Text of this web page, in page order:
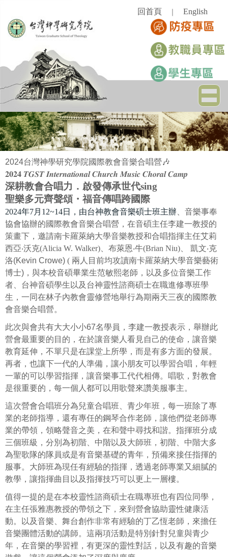
主
區
回首頁 English
2024台灣神學研究學院國際教會音樂合唱營 🎶
𝟐𝟎𝟐𝟒 𝑻𝑮𝑺𝑻 𝑰𝒏𝒕𝒆𝒓𝒏𝒂𝒕𝒊𝒐𝒏𝒂𝒍 𝑪𝒉𝒖𝒓𝒄𝒉 𝑴𝒖𝒔𝒊𝒄 𝑪𝒉𝒐𝒓𝒂𝒍 𝑪𝒂𝒎𝒑
深耕教會合唱力．啟發傳承世代sing
聖樂多元齊聲頌・福音傳唱跨國際
2024年7月12~14日，由台神教會音樂碩士班主辦 、音樂事奉
協會協辦的國際教會音樂合唱營，在音碩主任李建一教授的
策畫下，邀請南卡羅萊納大學音樂教授和合唱指揮主任艾莉
西亞‧沃克(Alicia W. Walker)、布萊恩‧牛(Brian Niu)、 凱文‧克
洛(Kevin Crowe) ( 兩人目前均攻讀南卡羅萊納大學音樂藝術
博士) ，與本校音碩畢業生范敏熙老師，以及多位音樂工作
者、台神音碩學生以及台神靈性諮商碩士在職進修專班學
生，一同在林子內教會靈修營地舉行為期兩天三夜的國際教
會音樂合唱營。
此次與會共有大大小小67名學員，李建一教授表示，舉辦此
營會最重要的目的，在於讓音樂人看見自己的使命，讓音樂
教育延伸，不單只是在課堂上所學，而是有多方面的發展。
再者，也讓下一代的人準備，讓小朋友可以學習合唱，年輕
一輩的可以學習指揮，讓音樂事工代代相傳。唱歌，對教會
是很重要的，每一個人都可以用歌聲來讚美服事主。
這次營會合唱班分為兒童合唱班、青少年班，每一班除了專
業的老師指導，還有專任的鋼琴合作老師，讓他們從老師專
業的帶領，領略聲音之美，在和聲中尋找和諧。指揮班分成
三個班級，分別為初階、中階以及大師班，初階、中階大多
為聖歌隊的隊員或是有音樂基礎的青年，預備來接任指揮的
服事。大師班為現任有經驗的指揮，透過老師專業又細膩的
教學，讓指揮曲目以及指揮技巧可以更上一層樓。
值得一提的是在本校靈性諮商碩士在職專班也有四位同學，
在主任張雅惠教授的帶領之下，來到營會協助靈性健康活
動。以及音樂、舞台創作非常有經驗的丁乙恆老師，來擔任
音樂團體活動的講師。這兩項活動是特別針對兒童與青少
年，在音樂的學習裡，有更深的靈性對話，以及有趣的音樂